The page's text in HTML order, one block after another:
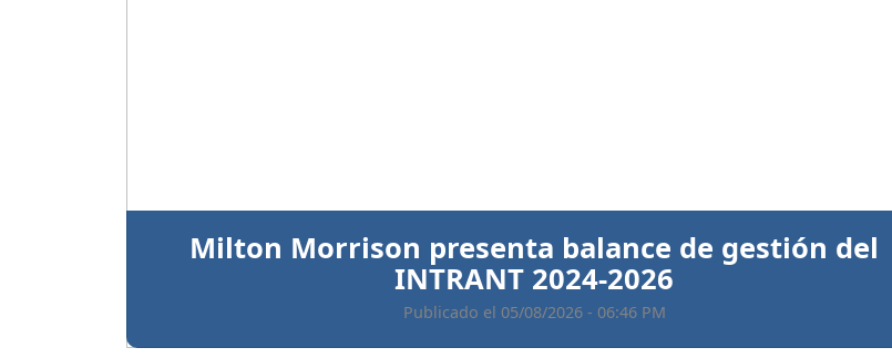
Ratifican prisión preventiva a Santiago Hazim y otros
implicados en el caso Senasa
Publicado el 05/08/2026 - 06:35 PM